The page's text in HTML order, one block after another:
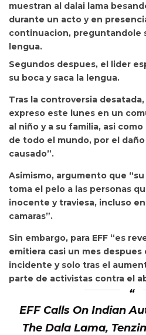
muestran al dalai lama
durante un acto y en
continuacion, preguntandole
lengua.
Segundos despues, el lider
su boca y saca la lengua.
Tras la controversia
expreso este lunes en un
al niño y a su familia, asi
de todo el mundo, por el
causado”.
Asimismo, argumento que
toma el pelo a las personas
inocente y traviesa, incluso
camaras”.
Sin embargo, para EFF “es
emitiera casi un mes despues
incidente y solo tras el
parte de activistas contra el
EFF Calls On Indian
The Dala Lama,